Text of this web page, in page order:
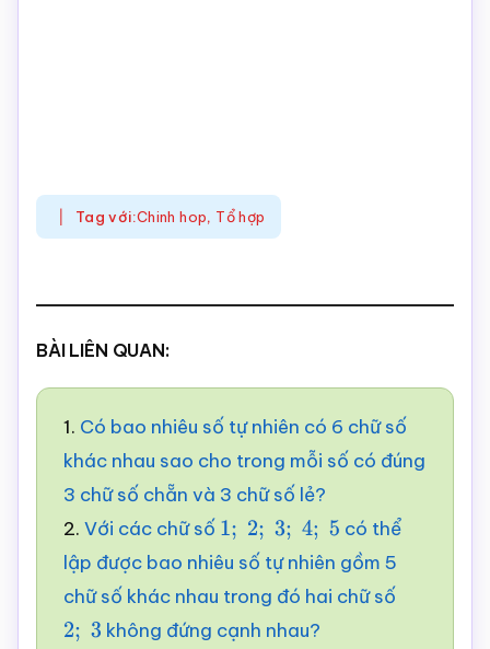
Tag với:Chinh hop, Tổ hợp
BÀI LIÊN QUAN:
1. Có bao nhiêu số tự nhiên có 6 chữ số
khác nhau sao cho trong mỗi số có đúng
3 chữ số chẵn và 3 chữ số lẻ?
2. Với các chữ số 1;2 3; 4;5
có thể
lập được bao nhiêu số tự nhiên gồm 5
chữ số khác nhau trong đó hai chữ số
2; 3
không đứng cạnh nhau?